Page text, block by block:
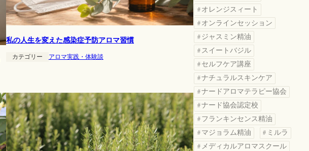
私の人生を変えた感染症予防アロマ習慣
カテゴリー アロマ実践・体験談
オレンジスィート
オンラインセッション
ジャスミン精油
スイートバジル
セルフケア講座
ナチュラルスキンケア
ナードアロマテラピー協会
ナード協会認定校
フランキンセンス精油
マジョラム精油
ミルラ
メディカルアロマスクール